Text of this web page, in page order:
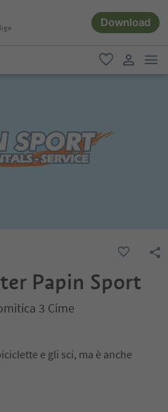
Download
favoriti
user link
Papin Sport
3 Cime
e gli sci, ma è anche